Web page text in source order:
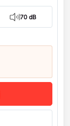
70 dB